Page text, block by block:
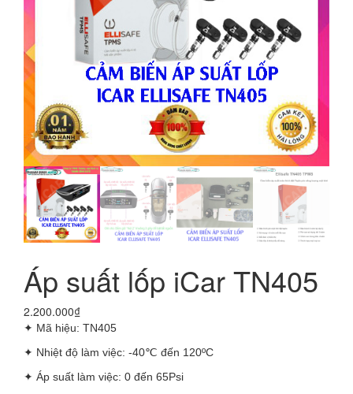
Áp suất lốp iCar TN405
2.200.000₫
✦ Mã hiệu: TN405
✦ Nhiệt độ làm việc: -40℃ đến 120ºC
✦ Áp suất làm việc: 0 đến 65Psi